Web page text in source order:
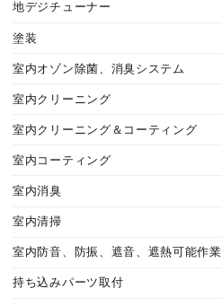
地デジチューナー
塗装
室内オゾン除菌、消臭システム
室内クリーニング
室内クリーニング＆コーティング
室内コーティング
室内消臭
室内清掃
室内防音、防振、遮音、遮熱可能作業
持ち込みパーツ取付